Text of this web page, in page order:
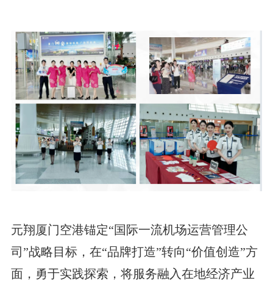
元翔厦门空港锚定“国际一流机场运营管理公
司”战略目标，在“品牌打造”转向“价值创造”方
面，勇于实践探索，将服务融入在地经济产业